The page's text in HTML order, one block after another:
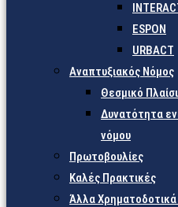
ESPON
URBACT
Αναπτυξιακός Νόμος
Θεσμικό
Δυνατότητα
νόμου
Πρωτοβουλίες
Καλές Πρακτικές
Άλλα Χρηματοδοτικά